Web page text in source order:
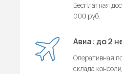
Бесплатная
000 руб.
Авиа: до 2
Оперативная
склада